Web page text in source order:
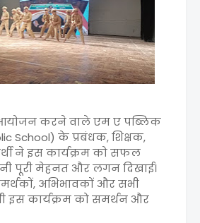
करने वाले एम ए पब्लिक
School) के प्रबंधक, शिक्षक,
ने इस कार्यक्रम को सफल
पूरी मेहनत और लगन दिखाई।
अभिभावकों और सभी
इस कार्यक्रम को समर्थन और